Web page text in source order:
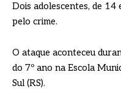
Dois adolescentes, de
pelo crime.
O ataque aconteceu
do 7º ano na Escola
Sul (RS).